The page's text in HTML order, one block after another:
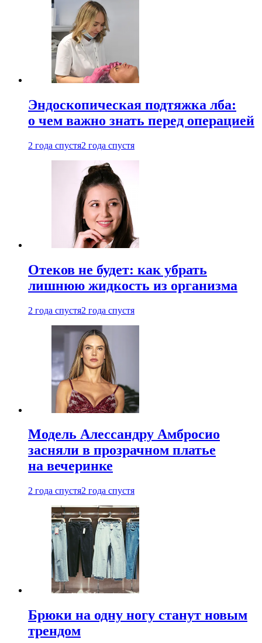
Эндоскопическая подтяжка лба:
о чем важно знать перед операцией
2 года спустя2 года спустя
Отеков не будет: как убрать
лишнюю жидкость из организма
2 года спустя2 года спустя
Модель Алессандру Амбросио
засняли в прозрачном платье
на вечеринке
2 года спустя2 года спустя
Брюки на одну ногу станут новым
трендом